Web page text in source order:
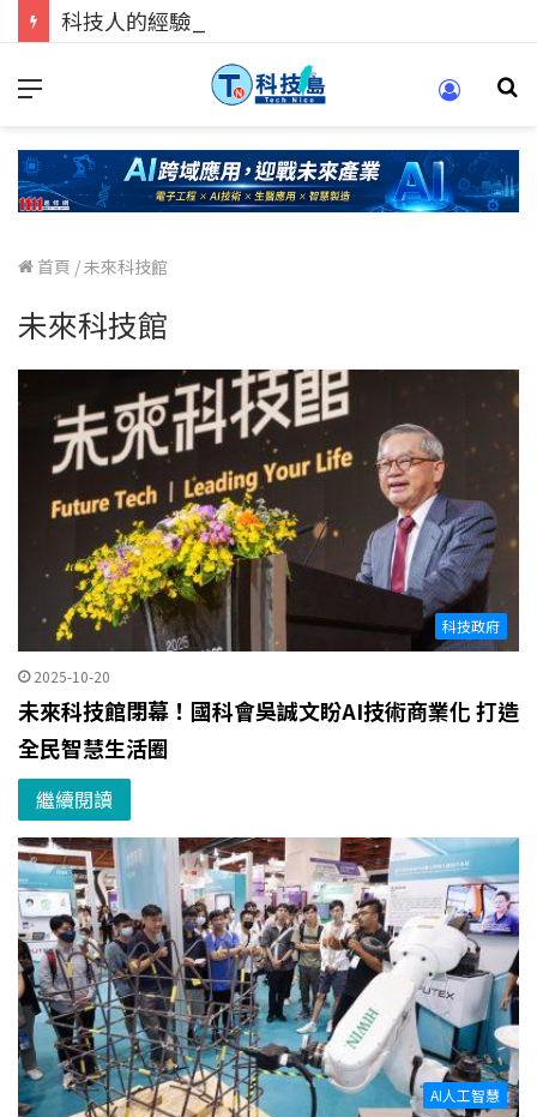
首頁 /未來科技館
未來科技館
科技政府
2025-10-20
未來科技館閉幕！國科會吳誠文盼AI技術商業化 打造
全民智慧生活圈
繼續閱讀
AI人工智慧